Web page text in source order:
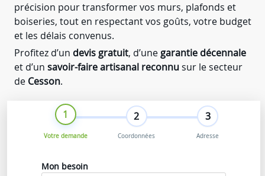
précision pour transformer vos murs, plafonds et
boiseries, tout en respectant vos goûts, votre budget
et les délais convenus.
Profitez d’un devis gratuit, d’une garantie décennale
et d’un savoir-faire artisanal reconnusur le secteur
de Cesson.
1
Votre demande
2
Coordonnées
3
Adresse
Mon besoin